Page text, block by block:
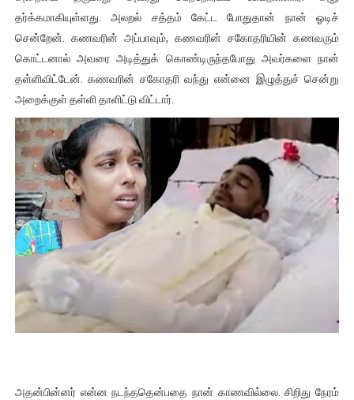
32 CM விநோத கன்றுக்குட்டி! (வீடியோ)
வலிமை தான் அஜித் திரைப்பயணத்திலே அதிக காலெக்ஷன் செய்த
தர்க்கமாகியுள்ளது. அலறல் சத்தம் கேட்ட போதுதான் நான் ஓடிச்
சென்றேன். கணவரின் அப்பாவும், கணவரின் சகோதரியின் கணவரும்
கொட்டனால் அவரை அடித்துக் கொண்டிருந்தபோது அவர்களை நான்
தள்ளிவிட்டேன். கணவரின் சகோதரி வந்து என்னை இழுத்துச் சென்று
அறைக்குள் தள்ளி தாளிட்டு விட்டார்.
அதன்பின்னர் என்ன நடந்ததென்பதை நான் காணவில்லை. சிறிது நேரம்